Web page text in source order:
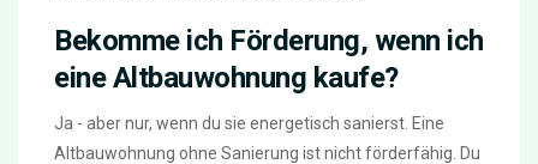
Bekomme ich Förderung, wenn ich
eine Altbauwohnung kaufe?
Ja - aber nur, wenn du sie energetisch sanierst. Eine
Altbauwohnung ohne Sanierung ist nicht förderfähig. Du